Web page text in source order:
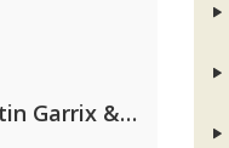
Armin van Buuren, Martin Garrix & Libby Whitehouse